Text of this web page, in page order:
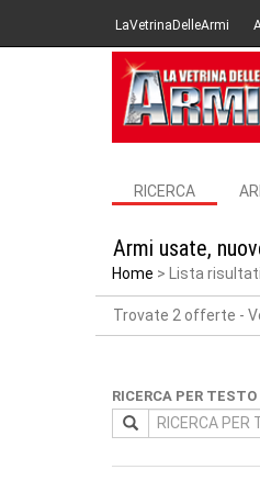
LaVetrinaDelleArmi
RICERCA
Armi usate,
Home Lista risultati
Trovate 2 offerte -
RICERCA PER TESTO